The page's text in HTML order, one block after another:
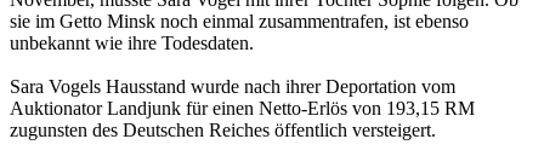
sie im Getto Minsk noch einmal zusammentrafen, ist ebenso
unbekannt wie ihre Todesdaten.
Sara Vogels Hausstand wurde nach ihrer Deportation vom
Auktionator Landjunk für einen Netto-Erlös von 193,15 RM
zugunsten des Deutschen Reiches öffentlich versteigert.